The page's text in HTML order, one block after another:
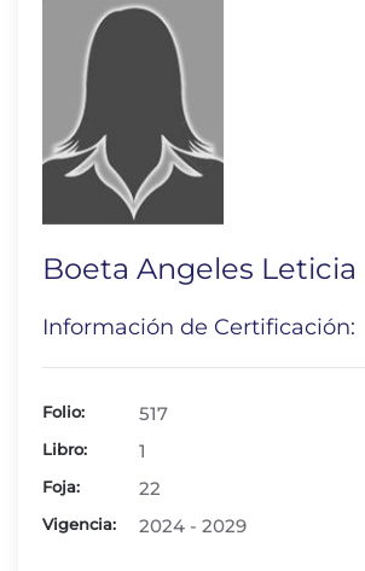
Boeta Angeles Leticia
Información de Certificación:
Folio: 517
Libro: 1
Foja: 22
Vigencia: 2024 - 2029